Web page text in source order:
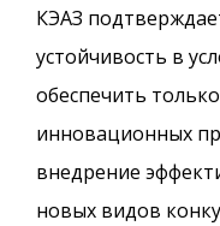
КЭАЗ
устойчивость в
обеспечить
инновационных
внедрение
новых видов